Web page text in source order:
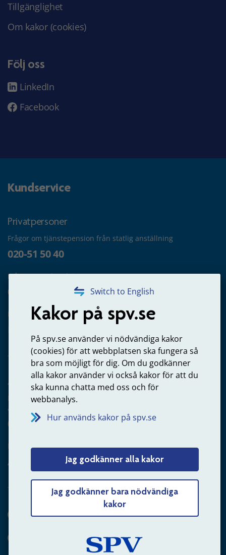
Switch to English
Kakor på spv.se
På spv.se använder vi nödvändiga kakor
(cookies) för att webbplatsen ska fungera så
bra som möjligt för dig. Om du godkänner
alla kakor använder vi också kakor för att du
ska kunna chatta med oss och för
webbanalys.
Hur används kakor på spv.se
Jag godkänner alla kakor
Jag godkänner bara nödvändiga
kakor
Tillgänglighet
Om kakor (cookies)
Följ oss
LinkedIn
Facebook
Kundservice
Privatpersoner
Frågor om tjänstepension från statlig anställning
020-51 50 40
Frågor om utbetalning
020-65 00 65
Kontakta oss
Arbetsgivare
Frågor om administration av tjänstepension från statlig
anställning
060-18 75 03
Kontakta oss
Arbetsgivare – skicka mejl till oss
Hitta svaret på din fråga
Andra sätt att kontakta oss